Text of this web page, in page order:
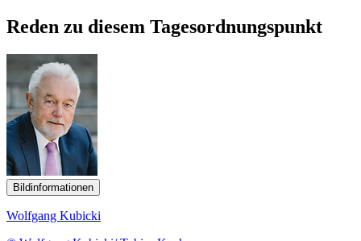
Reden zu diesem Tagesordnungspunkt
Bildinformationen
Wolfgang Kubicki